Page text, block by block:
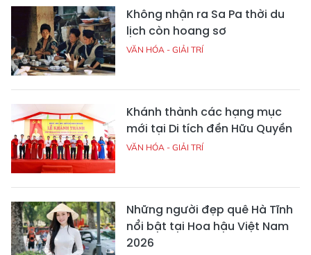
Không nhận ra Sa Pa thời du
lịch còn hoang sơ
VĂN HÓA - GIẢI TRÍ
Khánh thành các hạng mục
mới tại Di tích đền Hữu Quyền
VĂN HÓA - GIẢI TRÍ
Những người đẹp quê Hà Tĩnh
nổi bật tại Hoa hậu Việt Nam
2026